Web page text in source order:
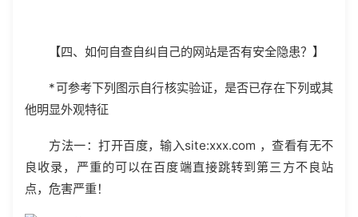
【四、如何自查自纠自己的网站是否有安全隐患？】
*可参考下列图示自行核实验证，是否已存在下列或其
他明显外观特征
方法一：打开百度，输入site:xxx.com ，查看有无不
良收录，严重的可以在百度端直接跳转到第三方不良站
点，危害严重！